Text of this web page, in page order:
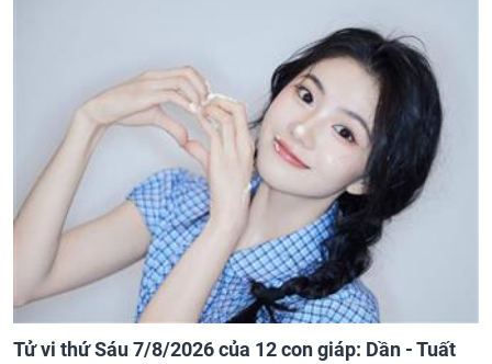
Tử vi thứ Sáu 7/8/2026 của 12 con giáp: Dần - Tuất